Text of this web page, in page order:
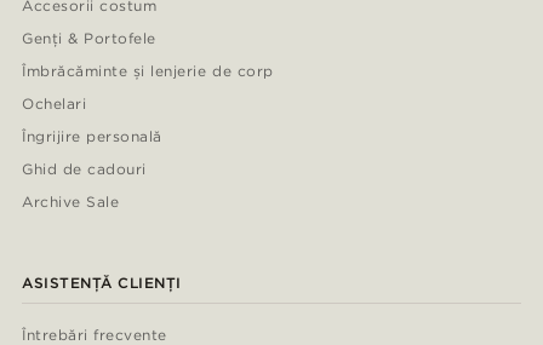
Accesorii costum
Genți & Portofele
Îmbrăcăminte și lenjerie de corp
Ochelari
Îngrijire personală
Ghid de cadouri
Archive Sale
ASISTENȚĂ CLIENȚI
Întrebări frecvente